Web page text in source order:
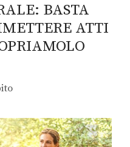
BASTA
ATTI